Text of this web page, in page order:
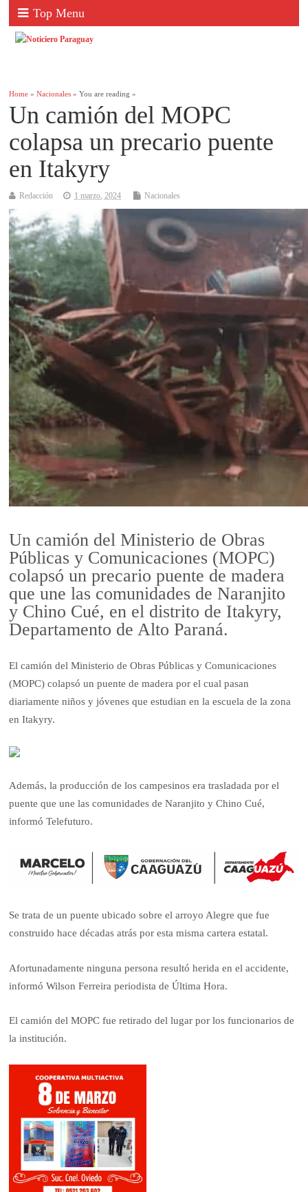
Top Menu
Home »Nacionales » You are reading »
Un camión del MOPC
colapsa un precario puente
en Itakyry
Redacción 1 marzo, 2024 Nacionales
Un camión del Ministerio de Obras
Públicas y Comunicaciones (MOPC)
colapsó un precario puente de madera
que une las comunidades de Naranjito
y Chino Cué, en el distrito de Itakyry,
Departamento de Alto Paraná.
El camión del Ministerio de Obras Públicas y Comunicaciones
(MOPC) colapsó un puente de madera por el cual pasan
diariamente niños y jóvenes que estudian en la escuela de la zona
en Itakyry.
Además, la producción de los campesinos era trasladada por el
puente que une las comunidades de Naranjito y Chino Cué,
informó Telefuturo.
Se trata de un puente ubicado sobre el arroyo Alegre que fue
construido hace décadas atrás por esta misma cartera estatal.
Afortunadamente ninguna persona resultó herida en el accidente,
informó Wilson Ferreira periodista de Última Hora.
El camión del MOPC fue retirado del lugar por los funcionarios de
la institución.